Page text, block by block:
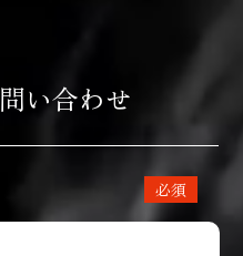
い合わせ